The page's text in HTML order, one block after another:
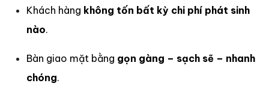
Khách hàng không tốn bất kỳ chi phí phát sinh
nào.
Bàn giao mặt bằng gọn gàng – sạch sẽ – nhanh
chóng.